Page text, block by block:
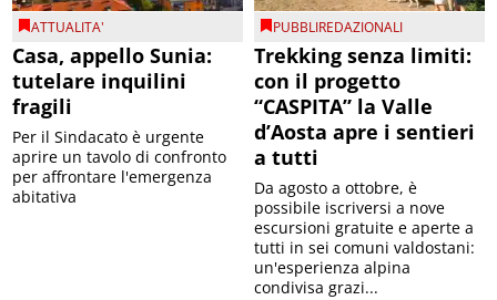
ATTUALITA'
Casa, appello Sunia:
tutelare inquilini
fragili
Per il Sindacato è urgente
aprire un tavolo di confronto
per affrontare l'emergenza
abitativa
PUBBLIREDAZIONALI
Trekking senza limiti:
con il progetto
“CASPITA” la Valle
d’Aosta apre i sentieri
a tutti
Da agosto a ottobre, è
possibile iscriversi a nove
escursioni gratuite e aperte a
tutti in sei comuni valdostani:
un'esperienza alpina
condivisa grazi...